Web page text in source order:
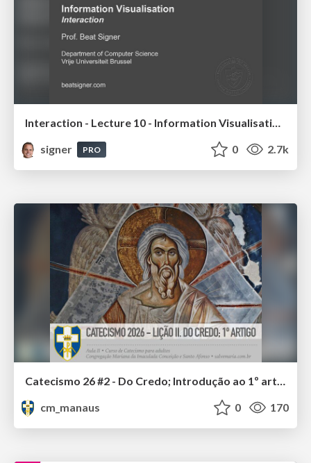
signer
PRO 0 2.7k
Catecismo 26 #2 - Do Credo; Introdução ao 1º artigo
cm_manaus
0 170